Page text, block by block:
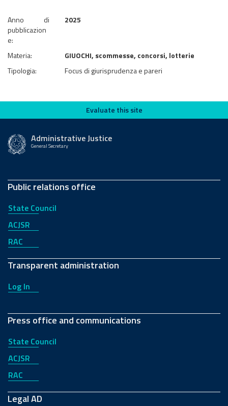
Anno di
pubblicazion
e:
2025
Materia:
GIUOCHI, scommesse, concorsi, lotterie
Tipologia:
Focus di giurisprudenza e pareri
Evaluate this siteEvaluate this site
Administrative Justice
General Secretary
Public relations office
State Council
ACJSR
RAC
Transparent administration
Log In
Press office and communications
State Council
ACJSR
RAC
Legal AD